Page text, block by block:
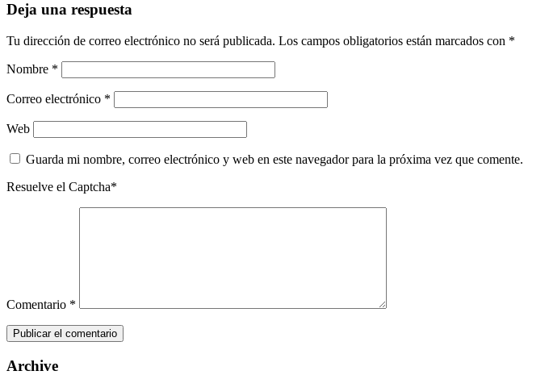
Deja una respuesta
Tu dirección de correo electrónico no será publicada. Los campos obligatorios están marcados con *
Nombre *
Correo electrónico *
Web
Guarda mi nombre, correo electrónico y web en este navegador para la próxima vez que comente.
Resuelve el Captcha*
Comentario *
Archive